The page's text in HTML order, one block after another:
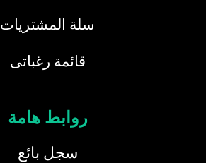
سلة المشتريات
قائمة رغباتى
روابط هامة
سجل بائع